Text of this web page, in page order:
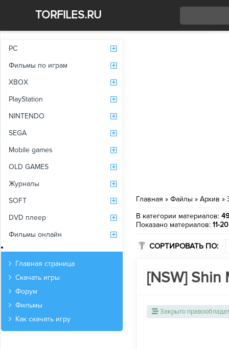
TORFILES.RU
PC
Фильмы по играм
XBOX
PlayStation
NINTENDO
SEGA
Mobile games
OLD GAMES
Журналы
SOFT
DVD плеер
Фильмы онлайн
Главная страница
Скачать игры
Форум
Фильмы
Как скачать игру
Главная » Файлы » Архив »
В категории материалов:
Показано материалов: 11-20
СОРТИРОВАТЬ ПО:
[NSW] Shin
Закрыто